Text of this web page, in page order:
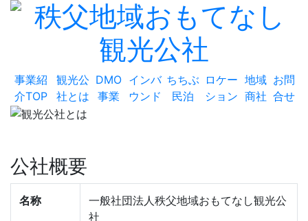
事業紹
介TOP
観光公
社とは
DMO
事業
インバ
ウンド
ちちぶ
民泊
ロケー
ション
地域
商社
お問
合せ
公社概要
名称
一般社団法人秩父地域おもてなし観光公
社